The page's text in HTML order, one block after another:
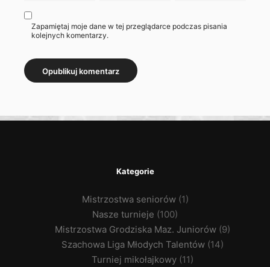
Zapamiętaj moje dane w tej przeglądarce podczas pisania
kolejnych komentarzy.
Kategorie
Mistrzostwa seniorów(1)
Nasze turnieje (100)
Mistrzostwa Grodziska Maz. Juniorów (9)
Szachowa Liga Młodych Talentów (14)
Turniej mikołajkowy (11)